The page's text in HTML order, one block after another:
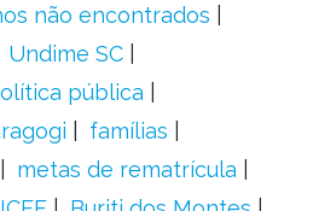
não encontrados
Undime SC
pública
famílias
metas de rematrícula